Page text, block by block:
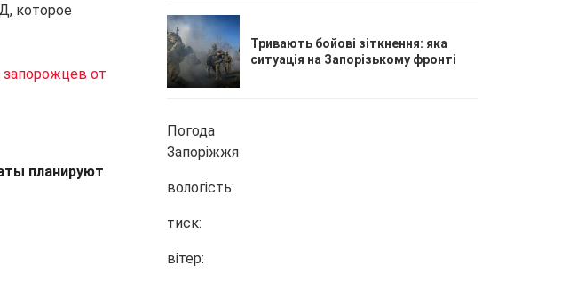
которое
запорожцев от
планируют
Тривають бойові зіткнення: яка
ситуація на Запорізькому фронті
Погода
Запоріжжя
вологість:
тиск:
вітер: